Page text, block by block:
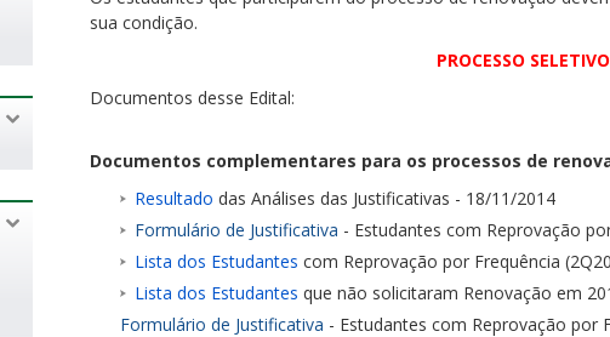
sua condição.
PROCESSO
Documentos desse Edital:
Documentos complementares para os processos de
Resultado das Análises das Justificativas - 18/11/2014
Formulário de Justificativa - Estudantes com Reprovação
Lista dos Estudantes com Reprovação por Frequência
Lista dos Estudantes que não solicitaram Renovação em
Formulário de Justificativa - Estudantes com Reprovação por